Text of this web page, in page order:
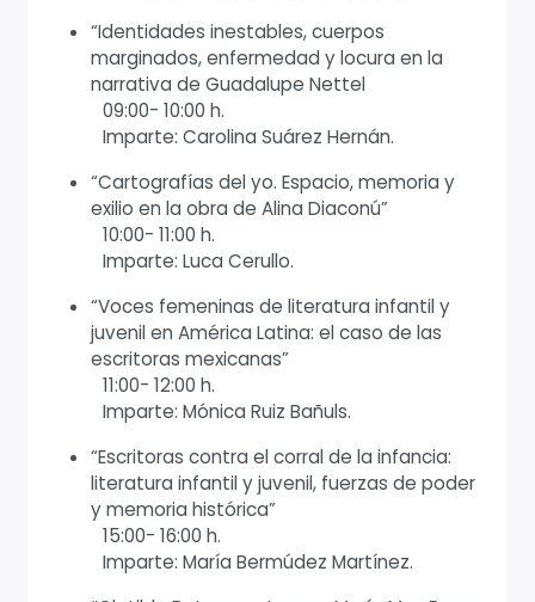
“Identidades inestables, cuerpos
marginados, enfermedad y locura en la
narrativa de Guadalupe Nettel
09:00- 10:00 h.
Imparte: Carolina Suárez Hernán.
“Cartografías del yo. Espacio, memoria y
exilio en la obra de Alina Diaconú”
10:00- 11:00 h.
Imparte: Luca Cerullo.
“Voces femeninas de literatura infantil y
juvenil en América Latina: el caso de las
escritoras mexicanas”
11:00- 12:00 h.
Imparte: Mónica Ruiz Bañuls.
“Escritoras contra el corral de la infancia:
literatura infantil y juvenil, fuerzas de poder
y memoria histórica”
15:00- 16:00 h.
Imparte: María Bermúdez Martínez.